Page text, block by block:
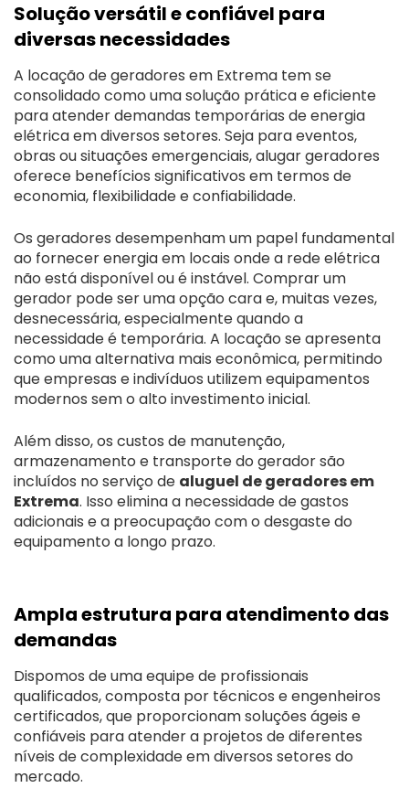
Solução versátil e confiável para
diversas necessidades
A locação de geradores em Extrema tem se
consolidado como uma solução prática e eficiente
para atender demandas temporárias de energia
elétrica em diversos setores. Seja para eventos,
obras ou situações emergenciais, alugar geradores
oferece benefícios significativos em termos de
economia, flexibilidade e confiabilidade.
Os geradores desempenham um papel fundamental
ao fornecer energia em locais onde a rede elétrica
não está disponível ou é instável. Comprar um
gerador pode ser uma opção cara e, muitas vezes,
desnecessária, especialmente quando a
necessidade é temporária. A locação se apresenta
como uma alternativa mais econômica, permitindo
que empresas e indivíduos utilizem equipamentos
modernos sem o alto investimento inicial.
Além disso, os custos de manutenção,
armazenamento e transporte do gerador são
incluídos no serviço de aluguel de geradores em
Extrema. Isso elimina a necessidade de gastos
adicionais e a preocupação com o desgaste do
equipamento a longo prazo.
Ampla estrutura para atendimento das
demandas
Dispomos de uma equipe de profissionais
qualificados, composta por técnicos e engenheiros
certificados, que proporcionam soluções ágeis e
confiáveis para atender a projetos de diferentes
níveis de complexidade em diversos setores do
mercado.